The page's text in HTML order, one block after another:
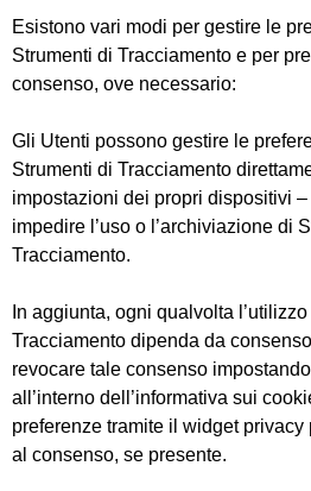
Esistono vari modi per gestire le
Strumenti di Tracciamento e per
consenso, ove necessario:
Gli Utenti possono gestire le
Strumenti di Tracciamento
impostazioni dei propri dispositivi
impedire l’uso o l’archiviazione di
Tracciamento.
In aggiunta, ogni qualvolta
Tracciamento dipenda da
revocare tale consenso
all’interno dell’informativa sui
preferenze tramite il widget
al consenso, se presente.